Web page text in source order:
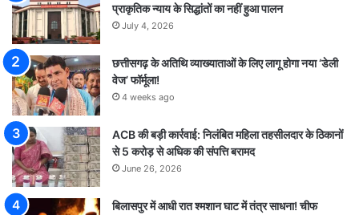
प्राकृतिक न्याय के सिद्धांतों का नहीं हुआ पालन
July 4, 2026
छत्तीसगढ़ के अतिथि व्याख्याताओं के लिए लागू होगा नया ‘डेली
वेज’ फॉर्मूला!
4 weeks ago
ACB की बड़ी कार्रवाई: निलंबित महिला तहसीलदार के ठिकानों
से 5 करोड़ से अधिक की संपत्ति बरामद
June 26, 2026
बिलासपुर में आधी रात श्मशान घाट में तंत्र साधना! चीफ